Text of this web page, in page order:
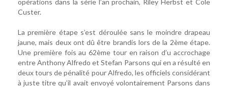
opérations dans la série l’an prochain, Riley Herbst et Cole
Custer.
La première étape s’est déroulée sans le moindre drapeau
jaune, mais deux ont dû être brandis lors de la 2ème étape.
Une première fois au 62ème tour en raison d’u accrochage
entre Anthony Alfredo et Stefan Parsons qui en a résulté en
deux tours de pénalité pour Alfredo, les officiels considérant
à juste titre qu’il avait envoyé volontairement Parsons dans